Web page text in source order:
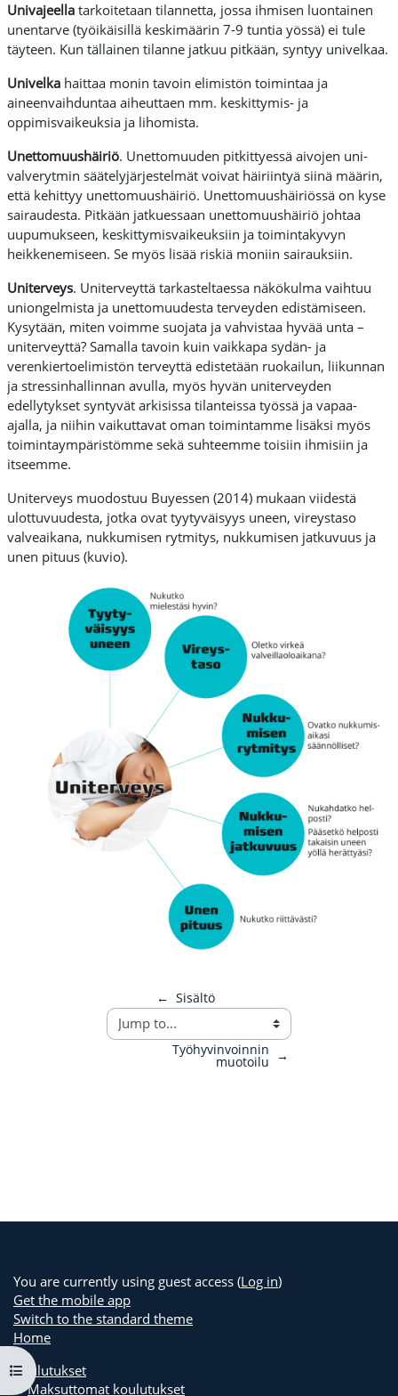
Open course index
Univajeella tarkoitetaan tilannetta, jossa ihmisen luontainen
unentarve (työikäisillä keskimäärin 7-9 tuntia yössä) ei tule
täyteen. Kun tällainen tilanne jatkuu pitkään, syntyy univelkaa.
Univelka haittaa monin tavoin elimistön toimintaa ja
aineenvaihduntaa aiheuttaen mm. keskittymis- ja
oppimisvaikeuksia ja lihomista.
Unettomuushäiriö. Unettomuuden pitkittyessä aivojen uni-
valverytmin säätelyjärjestelmät voivat häiriintyä siinä määrin,
että kehittyy unettomuushäiriö. Unettomuushäiriössä on kyse
sairaudesta. Pitkään jatkuessaan unettomuushäiriö johtaa
uupumukseen, keskittymisvaikeuksiin ja toimintakyvyn
heikkenemiseen. Se myös lisää riskiä moniin sairauksiin.
Uniterveys. Uniterveyttä tarkasteltaessa näkökulma vaihtuu
uniongelmista ja unettomuudesta terveyden edistämiseen.
Kysytään, miten voimme suojata ja vahvistaa hyvää unta –
uniterveyttä? Samalla tavoin kuin vaikkapa sydän- ja
verenkiertoelimistön terveyttä edistetään ruokailun, liikunnan
ja stressinhallinnan avulla, myös hyvän uniterveyden
edellytykset syntyvät arkisissa tilanteissa työssä ja vapaa-
ajalla, ja niihin vaikuttavat oman toimintamme lisäksi myös
toimintaympäristömme sekä suhteemme toisiin ihmisiin ja
itseemme.
Uniterveys muodostuu Buyessen (2014) mukaan viidestä
ulottuvuudesta, jotka ovat tyytyväisyys uneen, vireystaso
valveaikana, nukkumisen rytmitys, nukkumisen jatkuvuus ja
unen pituus (kuvio).
← Sisältö
→
Työhyvinvoinnin
muotoilu
You are currently using guest access (Log in)
Get the mobile app
Switch to the standard theme
Home
Koulutukset
Maksuttomat koulutukset